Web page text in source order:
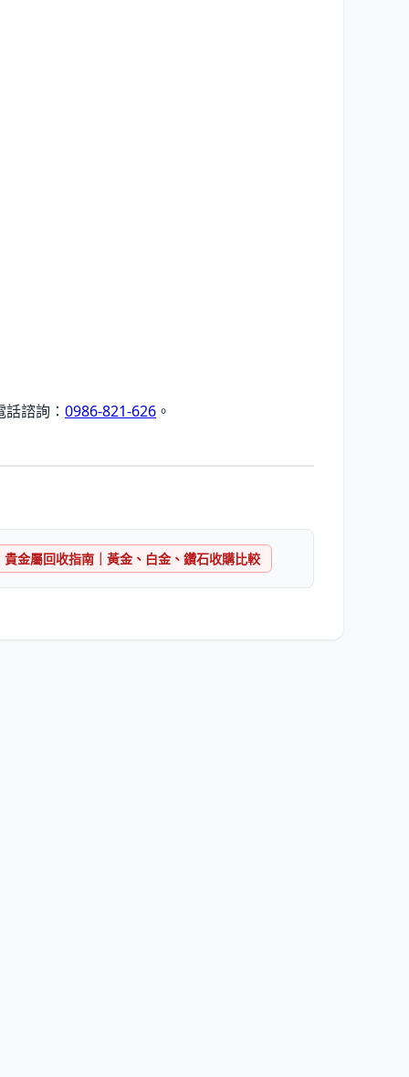
諮詢： 0986-821-626 。
貴金屬回收指南｜黃金、白金、鑽石收購比較